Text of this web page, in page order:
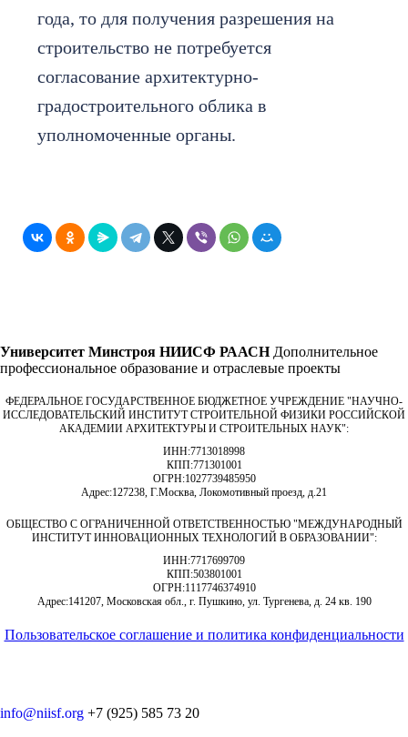
года, то для получения разрешения на
строительство не потребуется
согласование архитектурно-
градостроительного облика в
уполномоченные органы.
Университет Минстроя НИИСФ РААСН Дополнительное
профессиональное образование и отраслевые проекты
ФЕДЕРАЛЬНОЕ ГОСУДАРСТВЕННОЕ БЮДЖЕТНОЕ УЧРЕЖДЕНИЕ "НАУЧНО-
ИССЛЕДОВАТЕЛЬСКИЙ ИНСТИТУТ СТРОИТЕЛЬНОЙ ФИЗИКИ РОССИЙСКОЙ
АКАДЕМИИ АРХИТЕКТУРЫ И СТРОИТЕЛЬНЫХ НАУК":
ИНН:7713018998
КПП:771301001
ОГРН:1027739485950
Адрес:127238, Г.Москва, Локомотивный проезд, д.21
ОБЩЕСТВО С ОГРАНИЧЕННОЙ ОТВЕТСТВЕННОСТЬЮ "МЕЖДУНАРОДНЫЙ
ИНСТИТУТ ИННОВАЦИОННЫХ ТЕХНОЛОГИЙ В ОБРАЗОВАНИИ":
ИНН:7717699709
КПП:503801001
ОГРН:1117746374910
Адрес:141207, Московская обл., г. Пушкино, ул. Тургенева, д. 24 кв. 190
Пользовательское соглашение и политика конфиденциальности
info@niisf.org +7 (925) 585 73 20